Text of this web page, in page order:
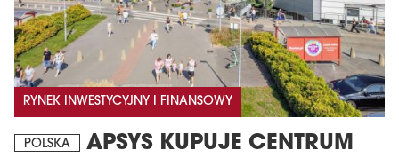
RYNEK INWESTYCYJNY I FINANSOWY
POLSKA
APSYS KUPUJE CENTRUM